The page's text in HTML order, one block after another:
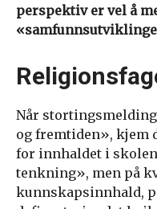
perspektiv er vel å
Når
og fremtiden», kjem
for innhaldet i
tenkning», men på
kunnskapsinnhald,